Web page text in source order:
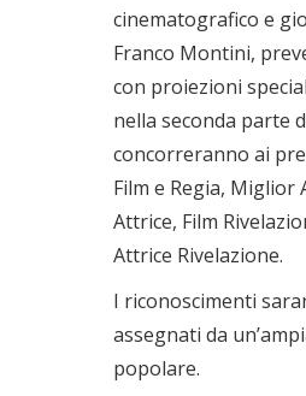
cinematografico e
Franco Montini,
con proiezioni
nella seconda parte
concorreranno ai
Film e Regia, Miglior
Attrice, Film
Attrice Rivelazione.
I riconoscimenti
assegnati da
popolare.